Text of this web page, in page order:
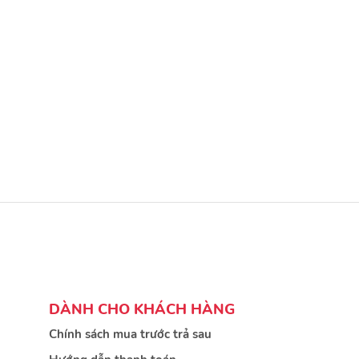
DÀNH CHO KHÁCH HÀNG
Chính sách mua trước trả sau